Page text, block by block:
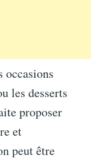
occasions
les desserts
proposer
et
peut être